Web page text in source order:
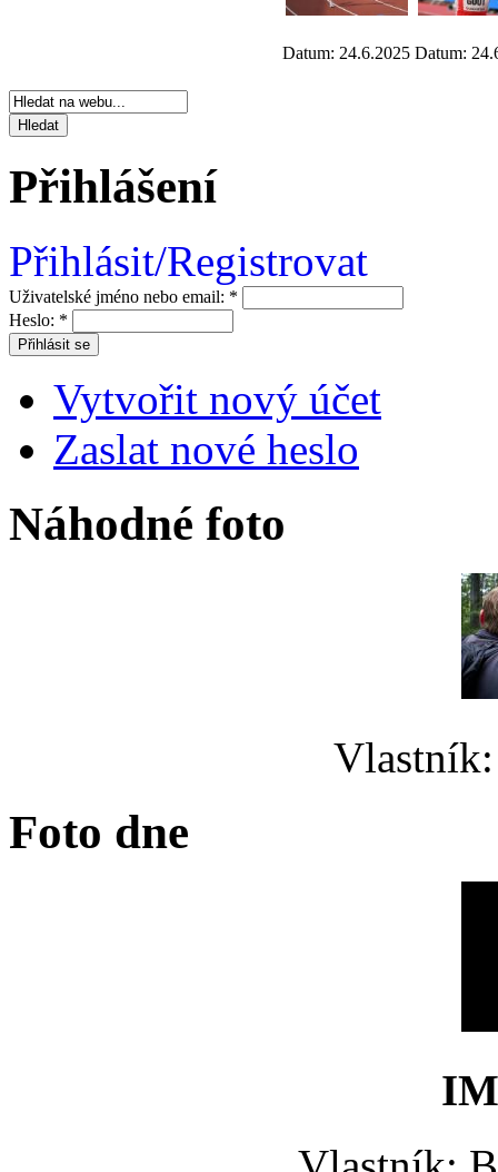
Datum: 24.6.2025 Datum:
Přihlášení
Přihlásit/Registrovat
Uživatelské jméno nebo email: *
Heslo: *
Vytvořit nový účet
Zaslat nové heslo
Náhodné foto
Foto dne